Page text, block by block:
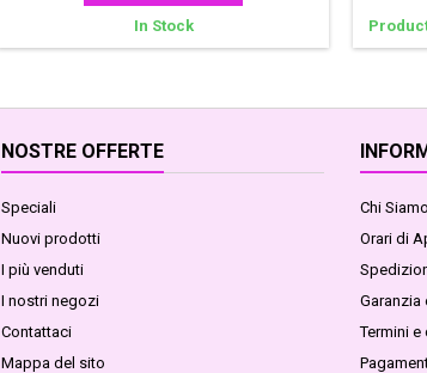
In Stock
NOSTRE OFFERTE
Speciali
Nuovi prodotti
I più venduti
I nostri negozi
Contattaci
Mappa del sito
Chi Siamo
Orari di
Garanzia
Termini